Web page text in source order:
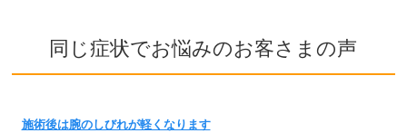
同じ症状でお悩みのお客さまの声
施術後は腕のしびれが軽くなります